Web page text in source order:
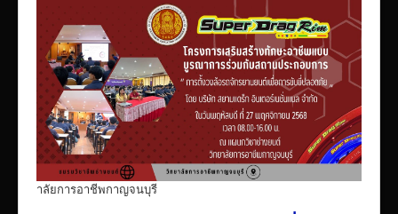
าลัยการอาชีพกาญจนบุรี